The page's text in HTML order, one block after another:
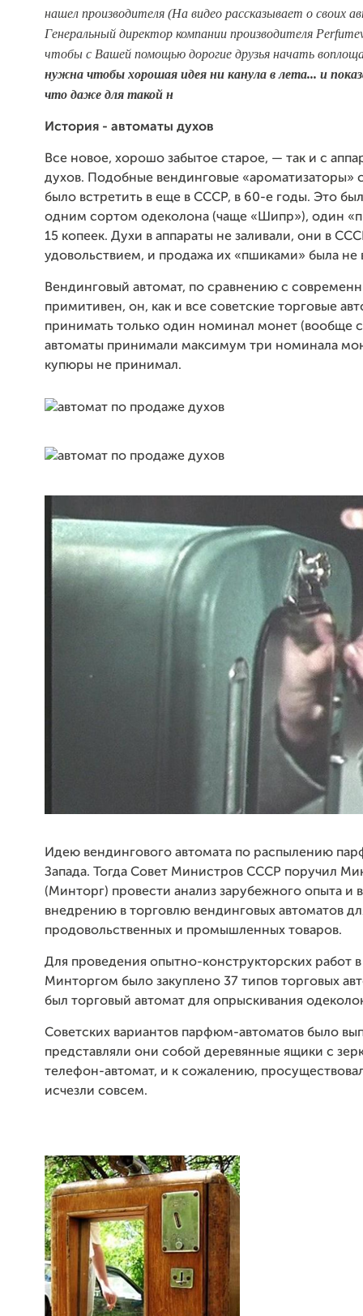
нашел производителя (На видео рассказывает о своих
Генеральный директор компании производителя
чтобы с Вашей помощью дорогие друзья начать
нужна чтобы хорошая идея ни канула в лета... и
что даже для такой н
История - автоматы духов
Все новое, хорошо забытое старое, — так и с
духов. Подобные вендинговые
было встретить в еще в СССР, в 60-е годы. Это
одним сортом одеколона (чаще «Шипр»), один
15 копеек. Духи в аппараты не заливали, они в
удовольствием, и продажа их «пшиками» была не
Вендинговый автомат, по сравнению с
примитивен, он, как и все советские торговые
принимать только один номинал монет (вообще
автоматы принимали максимум три номинала
купюры не принимал.
Идею вендингового автомата по распылению
Запада. Тогда Совет Министров СССР поручил
(Минторг) провести анализ зарубежного опыта и
внедрению в торговлю вендинговых автоматов
продовольственных и промышленных товаров.
Для проведения опытно-конструкторских работ
Минторгом было закуплено 37 типов торговых
был торговый автомат для опрыскивания
Советских вариантов парфюм-автоматов было
представляли они собой деревянные ящики с
телефон-автомат, и к сожалению,
исчезли совсем.